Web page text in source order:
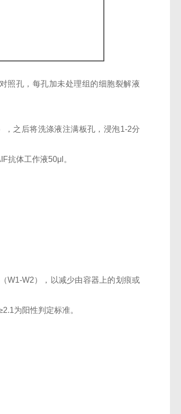
照孔，每孔加未处理组的细胞裂解液
，之后将洗涤液注满板孔，浸泡1-2分
抗体工作液50μl。
W1-W2），以减少由容器上的划痕或
为阳性判定标准。